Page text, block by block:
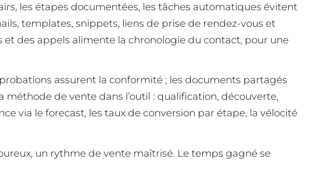
les étapes documentées, les tâches automatiques évitent
templates, snippets, liens de prise de rendez-vous et
des appels alimente la chronologie du contact, pour une
assurent la conformité ; les documents partagés
de vente dans l’outil : qualification, découverte,
via le forecast, les taux de conversion par étape, la vélocité
un rythme de vente maîtrisé. Le temps gagné se